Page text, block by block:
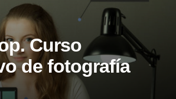
Curso
de fotografía